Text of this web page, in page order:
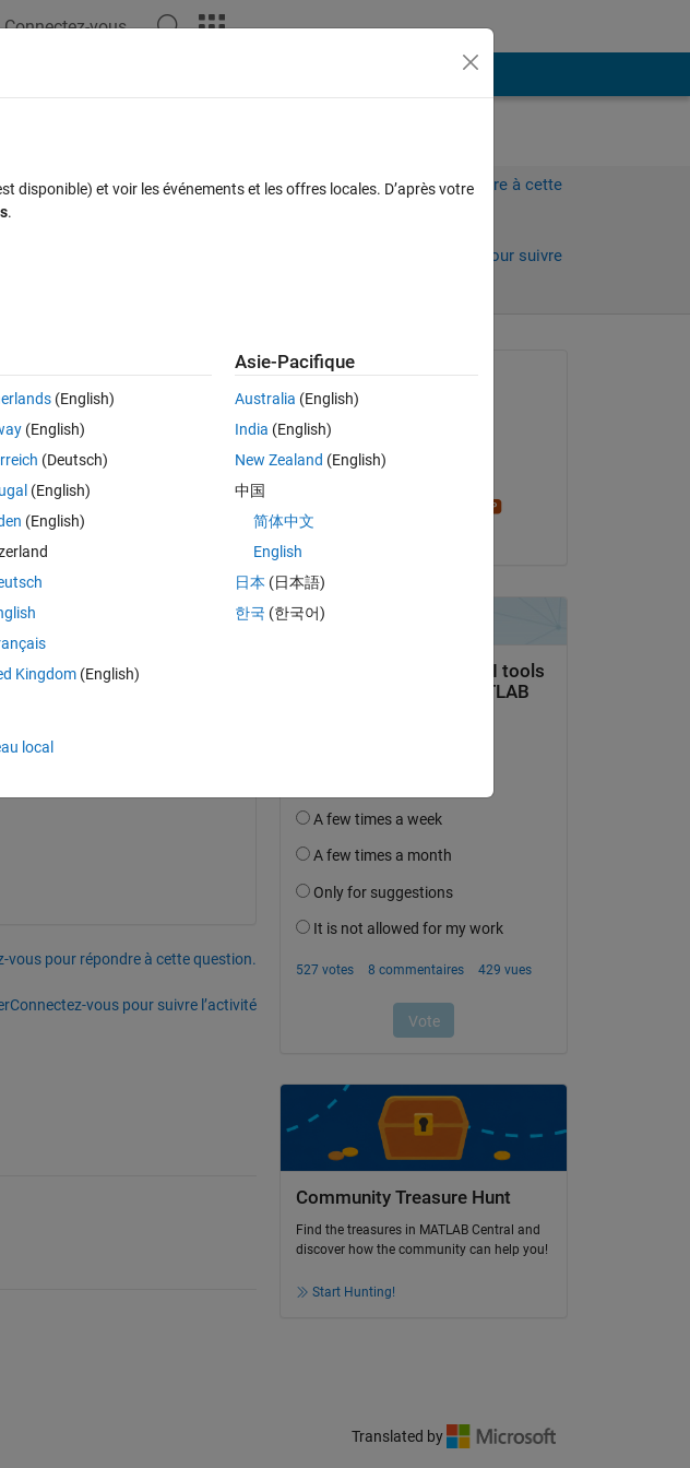
Connectez-vous
Connectez-vous pour répondre à cette
Connectez-vous pour suivre
that button, a popup
The browser I’m using is
vous pour répondre à cette question.
Connectez-vous pour suivre l’activité
xingxingcui
le 4 Avr 2026
le 4 Avr 2026
Community Treasure Hunt
Find the treasures in MATLAB Central and
discover how the community can help you!
Start Hunting!
Translated by
et voir les événements et les offres locales. D’après votre
.
(English)
(English)
(Deutsch)
(English)
(English)
Kingdom(English)
Asie-Pacifique
Australia (English)
India (English)
New Zealand (English)
中国
简体中文
English
日本 (日本語)
한국 (한국어)
local